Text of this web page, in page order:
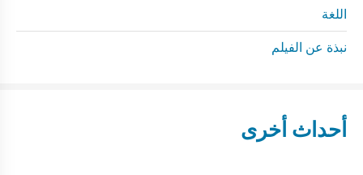
اللغة
نبذة عن الفيلم
أحداث أخرى